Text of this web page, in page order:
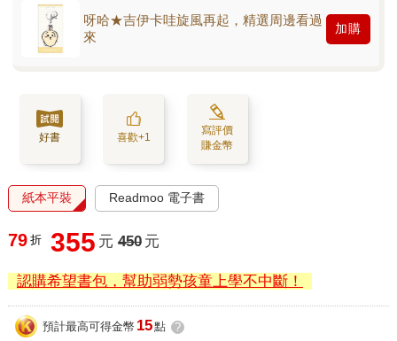
呀哈★吉伊卡哇旋風再起，精選周邊看過
來
加購
好書 喜歡+1
寫評價
賺金幣
紙本平裝 Readmoo 電子書
79 折 355 元 450 元
認購希望書包，幫助弱勢孩童上學不中斷！
預計最高可得金幣 15點 ?